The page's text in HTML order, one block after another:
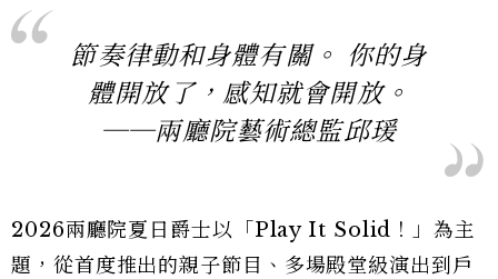
節奏律動和身體有關。 你的身
體開放了，感知就會開放。
──兩廳院藝術總監邱瑗
2026兩廳院夏日爵士以「Play It Solid！」為主
題，從首度推出的親子節目、多場殿堂級演出到戶